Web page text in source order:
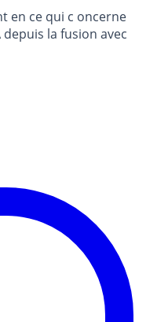
en ce qui c oncerne
depuis la fusion avec